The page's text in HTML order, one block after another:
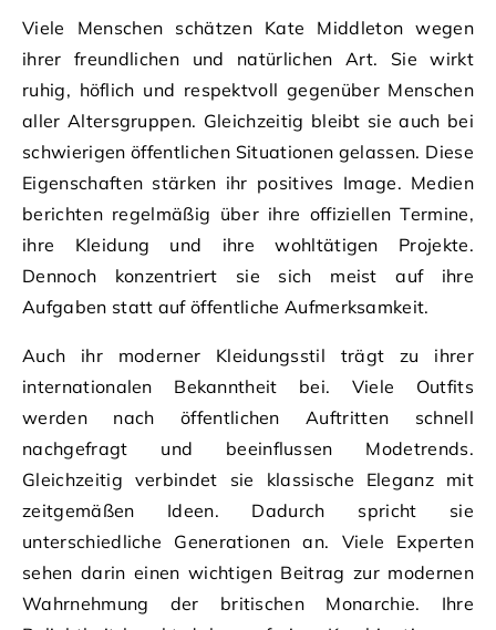
Viele Menschen schätzen Kate Middleton wegen
ihrer freundlichen und natürlichen Art. Sie wirkt
ruhig, höflich und respektvoll gegenüber Menschen
aller Altersgruppen. Gleichzeitig bleibt sie auch bei
schwierigen öffentlichen Situationen gelassen. Diese
Eigenschaften stärken ihr positives Image. Medien
berichten regelmäßig über ihre offiziellen Termine,
ihre Kleidung und ihre wohltätigen Projekte.
Dennoch konzentriert sie sich meist auf ihre
Aufgaben statt auf öffentliche Aufmerksamkeit.
Auch ihr moderner Kleidungsstil trägt zu ihrer
internationalen Bekanntheit bei. Viele Outfits
werden nach öffentlichen Auftritten schnell
nachgefragt und beeinflussen Modetrends.
Gleichzeitig verbindet sie klassische Eleganz mit
zeitgemäßen Ideen. Dadurch spricht sie
unterschiedliche Generationen an. Viele Experten
sehen darin einen wichtigen Beitrag zur modernen
Wahrnehmung der britischen Monarchie. Ihre